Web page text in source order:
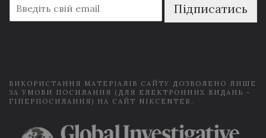
m
a
Підписатись
ВИКОРИСТАННЯ МАТЕРІАЛІВ САЙТУ ДОЗВОЛЕНО ЛИШЕ
ЗА УМОВИ ПОСИЛАННЯ (ДЛЯ ЕЛЕКТРОННИХ ВИДАНЬ -
ГІПЕРПОСИЛАННЯ) НА САЙТ NIKCENTER.